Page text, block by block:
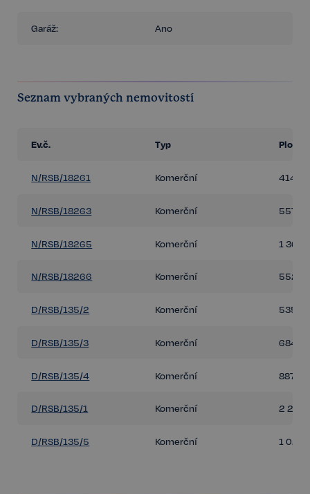
Garáž: Ano
Seznam vybraných nemovitostí
Ev.č. Typ Plocha
N/RSB/18261 Komerční 414
N/RSB/18263 Komerční 557
N/RSB/18265 Komerční 1 363
N/RSB/18266 Komerční 552
D/RSB/135/2 Komerční 535
D/RSB/135/3 Komerční 684
D/RSB/135/4 Komerční 887 m²
D/RSB/135/1 Komerční 2 224
D/RSB/135/5 Komerční 1 022